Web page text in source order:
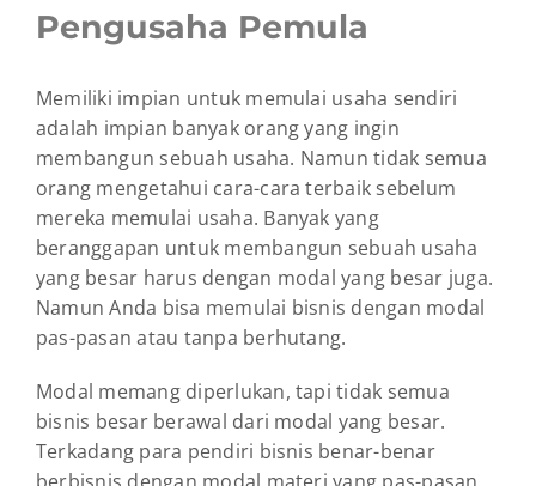
Pengusaha Pemula
Memiliki impian untuk memulai usaha sendiri
adalah impian banyak orang yang ingin
membangun sebuah usaha. Namun tidak semua
orang mengetahui cara-cara terbaik sebelum
mereka memulai usaha. Banyak yang
beranggapan untuk membangun sebuah usaha
yang besar harus dengan modal yang besar juga.
Namun Anda bisa memulai bisnis dengan modal
pas-pasan atau tanpa berhutang.
Modal memang diperlukan, tapi tidak semua
bisnis besar berawal dari modal yang besar.
Terkadang para pendiri bisnis benar-benar